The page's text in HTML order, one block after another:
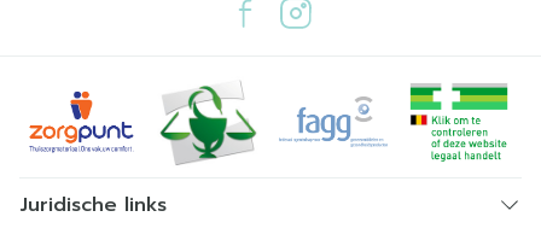
Juridische links